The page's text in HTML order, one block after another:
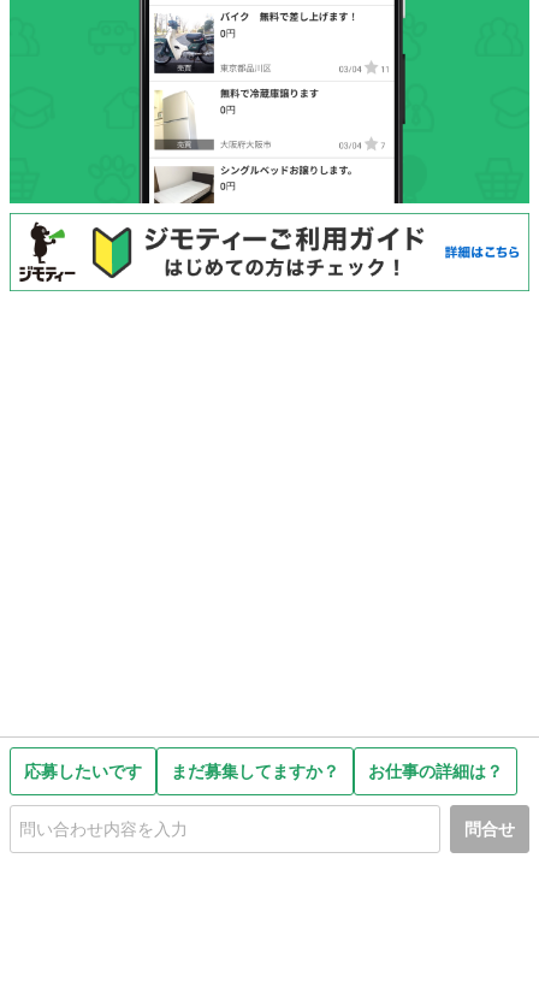
応募したいです まだ募集してますか？ お仕事の詳細は？
問合せ